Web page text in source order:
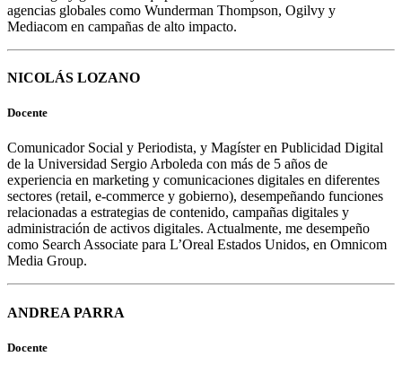
agencias globales como Wunderman Thompson, Ogilvy y
Mediacom en campañas de alto impacto.
NICOLÁS LOZANO
Docente
Comunicador Social y Periodista, y Magíster en Publicidad Digital
de la Universidad Sergio Arboleda con más de 5 años de
experiencia en marketing y comunicaciones digitales en diferentes
sectores (retail, e-commerce y gobierno), desempeñando funciones
relacionadas a estrategias de contenido, campañas digitales y
administración de activos digitales. Actualmente, me desempeño
como Search Associate para L’Oreal Estados Unidos, en Omnicom
Media Group.
ANDREA PARRA
Docente